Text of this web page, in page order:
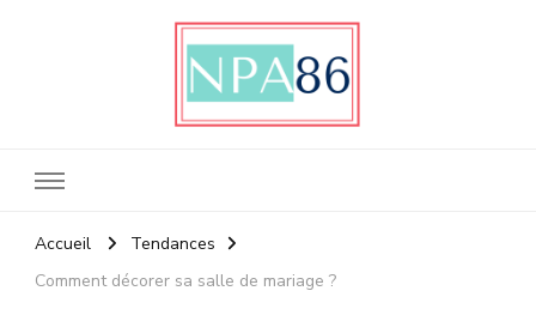
Accueil
Tendances
Comment décorer sa salle de mariage ?